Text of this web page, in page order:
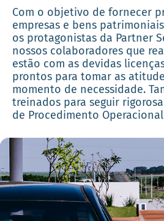
Com o objetivo de fornecer
empresas e bens
os protagonistas da Partner
nossos colaboradores que
estão com as devidas
prontos para tomar as
momento de necessidade.
treinados para seguir
de Procedimento Operacional